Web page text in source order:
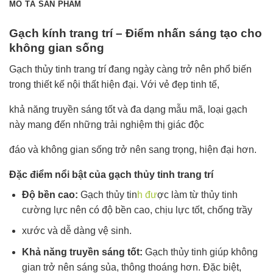
MÔ TẢ SẢN PHẨM
Gạch kính trang trí – Điểm nhấn sáng tạo cho
không gian sống
Gạch thủy tinh trang trí đang ngày càng trở nên phổ biến
trong thiết kế nội thất hiện đại. Với vẻ đẹp tinh tế,
khả năng truyền sáng tốt và đa dạng mẫu mã, loại gạch
này mang đến những trải nghiệm thị giác độc
đáo và không gian sống trở nên sang trọng, hiện đại hơn.
Đặc điểm nổi bật của gạch thủy tinh trang trí
Độ bền cao: Gạch thủy tinh được làm từ thủy tinh
cường lực nên có độ bền cao, chịu lực tốt, chống trầy
xước và dễ dàng vệ sinh.
Khả năng truyền sáng tốt: Gạch thủy tinh giúp không
gian trở nên sáng sủa, thông thoáng hơn. Đặc biệt,